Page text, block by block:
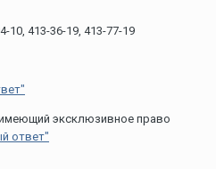
10, 413-36-19, 413-77-19
имеющий эксклюзивное право
ответ"